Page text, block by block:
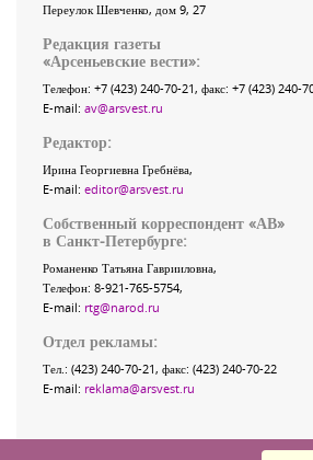
Переулок Шевченко, дом 9, 27
Редакция газеты
«Арсеньевские вести»:
Телефон: +7 (423) 240-70-21, факс: +7 (423) 240-
E-mail: av@arsvest.ru
Редактор:
Ирина Георгиевна Гребнёва,
E-mail: editor@arsvest.ru
Собственный корреспондент «АВ»
в Санкт-Петербурге:
Романенко Татьяна Гаврииловна,
Телефон: 8-921-765-5754,
E-mail: rtg@narod.ru
Отдел рекламы:
Тел.: (423) 240-70-21, факс: (423) 240-70-22
E-mail: reklama@arsvest.ru